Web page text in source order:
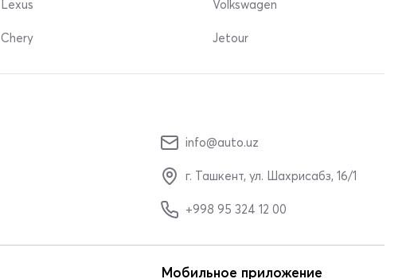
Lexus
Chery
Volkswagen
Jetour
info@auto.uz
г. Ташкент, ул. Шахрисабз, 16/1
+998 95 324 12 00
Мобильное приложение